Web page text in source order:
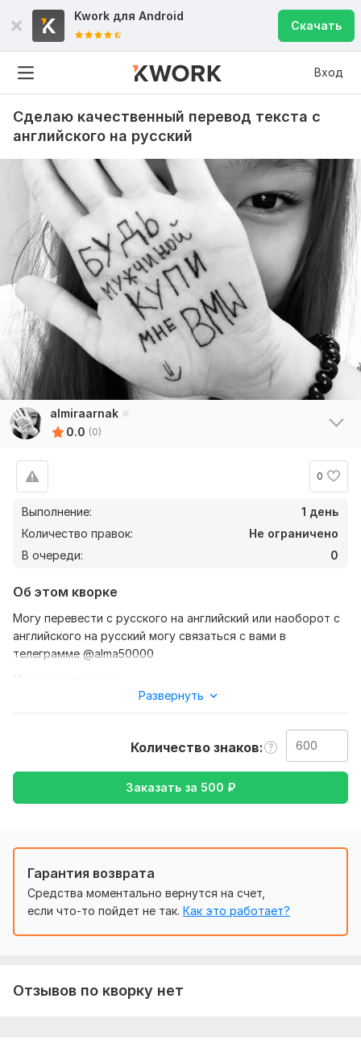
Kwork для Android
Скачать
Вход
Сделаю качественный перевод текста с
английского на русский
almiraarnak
0.0 (0)
0
Выполнение:
1 день
Количество правок:
Не ограничено
В очереди:
0
Об этом кворке
Могу перевести с русского на английский или наоборот с
английского на русский могу связаться с вами в
телеграмме @alma50000
Ожидаю от вас текст , желательно в формате документа ,
Красота и мода,
Электроника, гаджеты,
Юридическая,Другое
с Английского на Русский
Объем услуги в кворке:
Развернуть
Количество знаков
Заказать за 500 ₽
Гарантия возврата
Средства моментально вернутся на счет,
если что-то пойдет не так. Как это работает?
Отзывов по кворку нет